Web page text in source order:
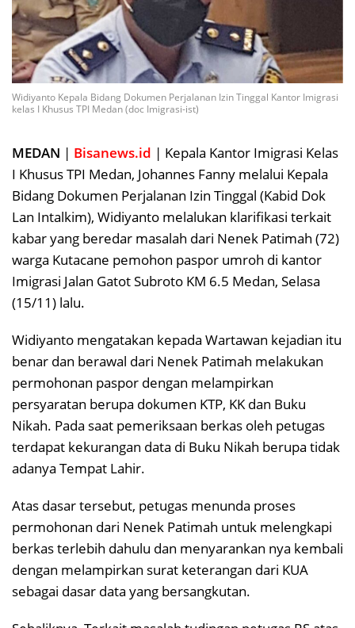
Widiyanto Kepala Bidang Dokumen Perjalanan Izin Tinggal Kantor Imigrasi
kelas I Khusus TPI Medan (doc Imigrasi-ist)
MEDAN | Bisanews.id | Kepala Kantor Imigrasi Kelas
I Khusus TPI Medan, Johannes Fanny melalui Kepala
Bidang Dokumen Perjalanan Izin Tinggal (Kabid Dok
Lan Intalkim), Widiyanto melalukan klarifikasi terkait
kabar yang beredar masalah dari Nenek Patimah (72)
warga Kutacane pemohon paspor umroh di kantor
Imigrasi Jalan Gatot Subroto KM 6.5 Medan, Selasa
(15/11) lalu.
Widiyanto mengatakan kepada Wartawan kejadian itu
benar dan berawal dari Nenek Patimah melakukan
permohonan paspor dengan melampirkan
persyaratan berupa dokumen KTP, KK dan Buku
Nikah. Pada saat pemeriksaan berkas oleh petugas
terdapat kekurangan data di Buku Nikah berupa tidak
adanya Tempat Lahir.
Atas dasar tersebut, petugas menunda proses
permohonan dari Nenek Patimah untuk melengkapi
berkas terlebih dahulu dan menyarankan nya kembali
dengan melampirkan surat keterangan dari KUA
sebagai dasar data yang bersangkutan.